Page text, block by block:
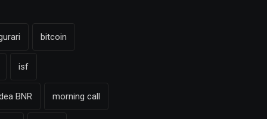
bitcoin
isf
BNR morning call